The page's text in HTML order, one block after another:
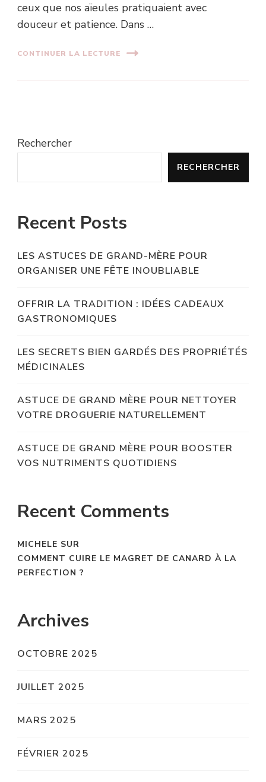
ceux que nos aïeules pratiquaient avec
douceur et patience. Dans …
CONTINUER LA LECTURE
Rechercher
RECHERCHER
Recent Posts
LES ASTUCES DE GRAND-MÈRE POUR
ORGANISER UNE FÊTE INOUBLIABLE
OFFRIR LA TRADITION : IDÉES CADEAUX
GASTRONOMIQUES
LES SECRETS BIEN GARDÉS DES PROPRIÉTÉS
MÉDICINALES
ASTUCE DE GRAND MÈRE POUR NETTOYER
VOTRE DROGUERIE NATURELLEMENT
ASTUCE DE GRAND MÈRE POUR BOOSTER
VOS NUTRIMENTS QUOTIDIENS
Recent Comments
MICHELE SUR
COMMENT CUIRE LE MAGRET DE CANARD À LA
PERFECTION ?
Archives
OCTOBRE 2025
JUILLET 2025
MARS 2025
FÉVRIER 2025